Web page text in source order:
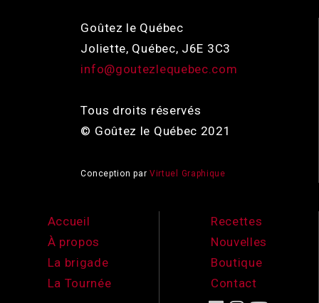
Goûtez le Québec
Joliette, Québec, J6E 3C3
info@goutezlequebec.com
Tous droits réservés
© Goûtez le Québec 2021
Conception par Virtuel Graphique
Accueil
À propos
La brigade
La Tournée
Recettes
Nouvelles
Boutique
Contact